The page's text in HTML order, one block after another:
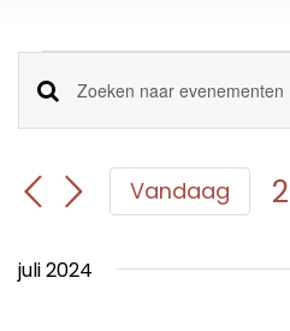
Evenementen
Evenementen
Zoeken
en
weergeven
navigatie
Vul
een
in.
Zoek
Evenementen
met
Vandaag
juli 2024